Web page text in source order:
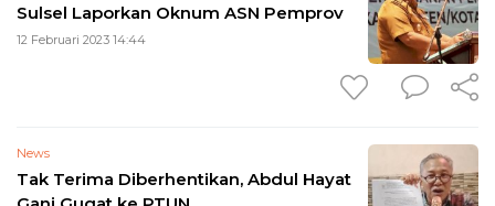
Sulsel Laporkan Oknum ASN Pemprov
12 Februari 2023 14:44
News
Tak Terima Diberhentikan, Abdul Hayat